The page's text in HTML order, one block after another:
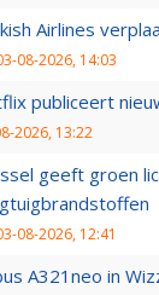
Airlines
08-2026, 14:03
publiceert
2026, 13:22
geeft groen
08-2026, 12:41
A321neo in